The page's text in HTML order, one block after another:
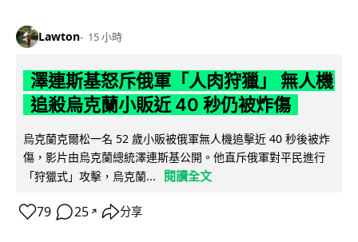
Lawton 15 小時
澤連斯基怒斥俄軍「人肉狩獵」 無人機
追殺烏克蘭小販近 40 秒仍被炸傷
烏克蘭克爾松一名 52 歲小販被俄軍無人機追擊近 40 秒後被炸
傷，影片由烏克蘭總統澤連斯基公開。他直斥俄軍對平民進行
「狩獵式」攻擊，烏克蘭...
閱讀全文
79 25 ↗ 分享